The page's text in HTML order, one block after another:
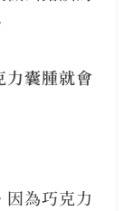
力囊腫就會
為巧克力